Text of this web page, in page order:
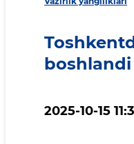
boshlandi
2025-10-15